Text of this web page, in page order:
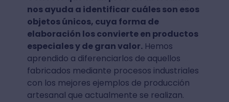
nos ayuda a identificar cuáles son esos
objetos únicos, cuya forma de
elaboración los convierte en productos
especiales y de gran valor.Hemos
aprendido a diferenciarlos de aquellos
fabricados mediante procesos industriales
con los mejores ejemplos de producción
artesanal que actualmente se realizan.